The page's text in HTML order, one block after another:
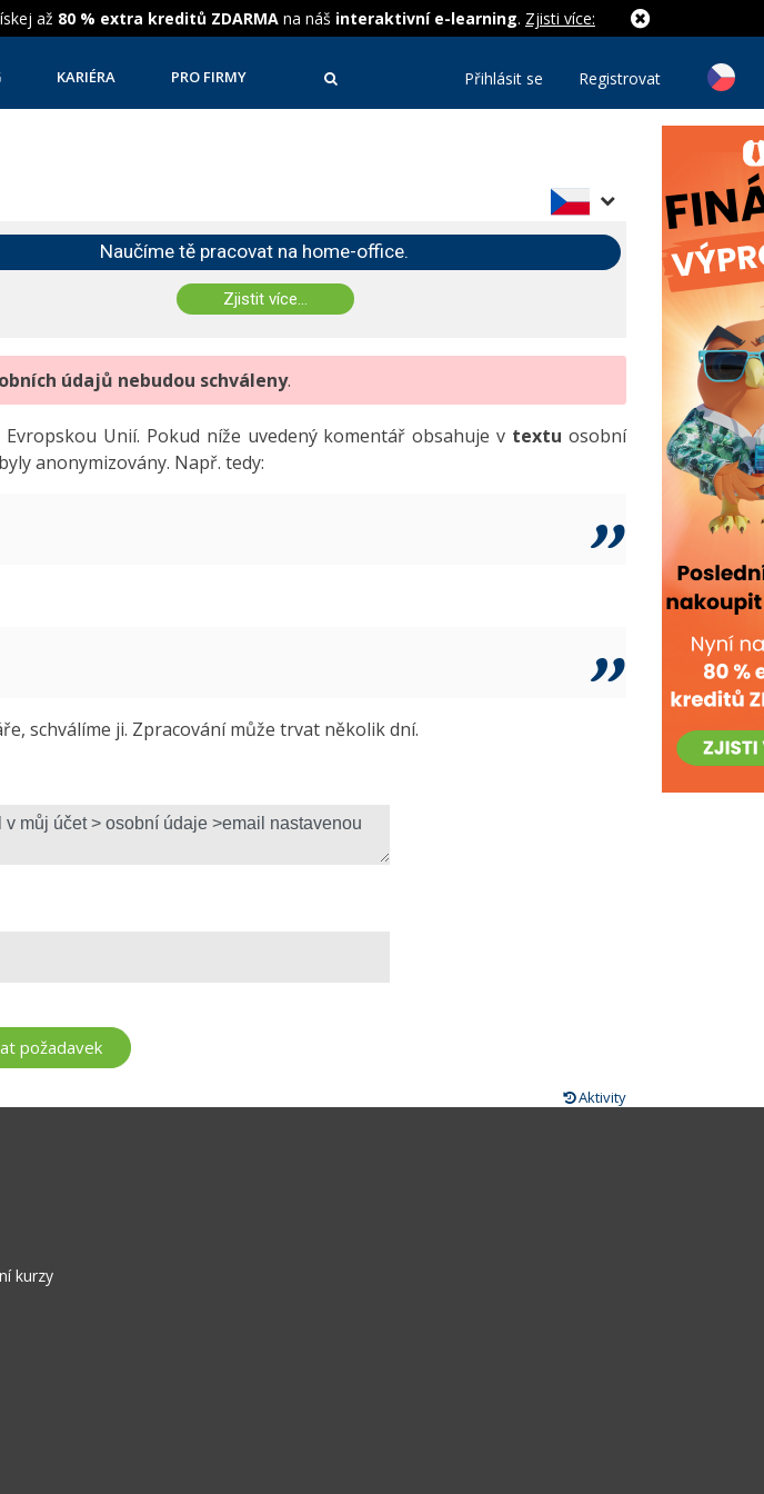
až 80 % extra kreditů ZDARMA na náš interaktivní e-learning. Zjisti více:
KARIÉRA PRO FIRMY Přihlásit se Registrovat
Naučíme tě pracovat na home-office.
Zjistit více...
údajů nebudou schváleny.
Unií. Pokud níže uvedený komentář obsahuje v textu osobní
anonymizovány. Např. tedy:
schválíme ji. Zpracování může trvat několik dní.
Aktivity
kurzy